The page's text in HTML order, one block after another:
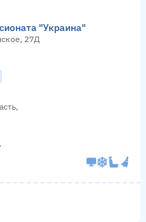
"Украина"
27Д